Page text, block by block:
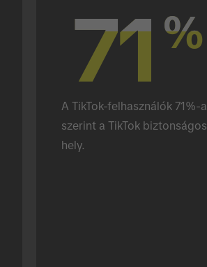
71 %
71 %
A TikTok-felhasználók 71%-a
szerint a TikTok biztonságos
hely.